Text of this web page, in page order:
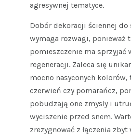
agresywnej tematyce.
Dobór dekoracji ściennej do
wymaga rozwagi, ponieważ
pomieszczenie ma sprzyjać
regeneracji. Zaleca się
mocno nasyconych kolorów,
czerwień czy pomarańcz,
pobudzają one zmysły i
wyciszenie przed snem.
zrezygnować z łączenia